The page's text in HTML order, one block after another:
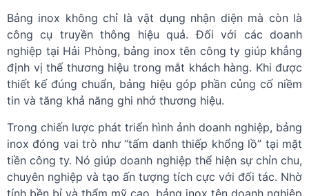
Bảng inox không chỉ là vật dụng nhận diện mà còn là
công cụ truyền thông hiệu quả. Đối với các doanh
nghiệp tại Hải Phòng, bảng inox tên công ty giúp khẳng
định vị thế thương hiệu trong mắt khách hàng. Khi được
thiết kế đúng chuẩn, bảng hiệu góp phần củng cố niềm
tin và tăng khả năng ghi nhớ thương hiệu.
Trong chiến lược phát triển hình ảnh doanh nghiệp, bảng
inox đóng vai trò như “tấm danh thiếp khổng lồ” tại mặt
tiền công ty. Nó giúp doanh nghiệp thể hiện sự chỉn chu,
chuyên nghiệp và tạo ấn tượng tích cực với đối tác. Nhờ